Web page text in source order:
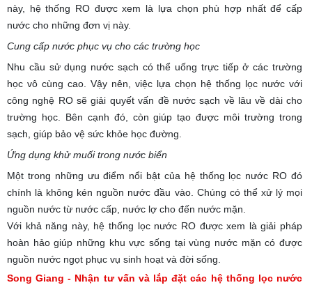
này, hệ thống RO được xem là lựa chọn phù hợp nhất để cấp
nước cho những đơn vị này.
Cung cấp nước phục vụ cho các trường học
Nhu cầu sử dụng nước sạch có thể uống trực tiếp ở các trường
học vô cùng cao. Vậy nên, việc lựa chọn hệ thống lọc nước với
công nghệ RO sẽ giải quyết vấn đề nước sạch về lâu về dài cho
trường học. Bên cạnh đó, còn giúp tạo được môi trường trong
sạch, giúp bảo vệ sức khỏe học đường.
Ứng dụng khử muối trong nước biển
Một trong những ưu điểm nổi bật của hệ thống lọc nước RO đó
chính là không kén nguồn nước đầu vào. Chúng có thể xử lý mọi
nguồn nước từ nước cấp, nước lợ cho đến nước mặn.
Với khả năng này, hệ thống lọc nước RO được xem là giải pháp
hoàn hảo giúp những khu vực sống tại vùng nước mặn có được
nguồn nước ngọt phục vụ sinh hoạt và đời sống.
Song Giang - Nhận tư vấn và lắp đặt các hệ thống lọc nước